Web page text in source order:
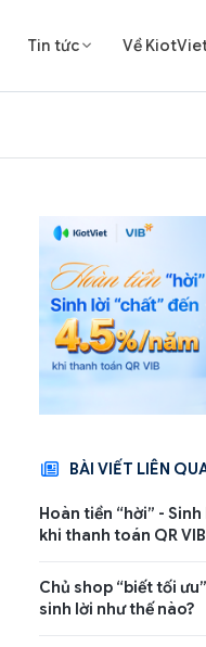
Tin tức  Về
BÀI VIẾT LIÊN
Hoàn tiền “hời” -
khi thanh toán QR VIB
Chủ shop “biết tối
sinh lời như thế nào?